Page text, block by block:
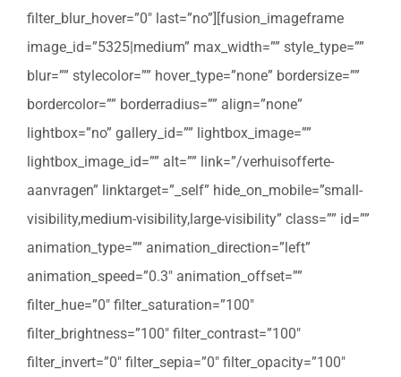
filter_blur_hover=”0″ last=”no”][fusion_imageframe
image_id=”5325|medium” max_width=”” style_type=””
blur=”” stylecolor=”” hover_type=”none” bordersize=””
bordercolor=”” borderradius=”” align=”none”
lightbox=”no” gallery_id=”” lightbox_image=””
lightbox_image_id=”” alt=”” link=”/verhuisofferte-
aanvragen” linktarget=”_self” hide_on_mobile=”small-
visibility,medium-visibility,large-visibility” class=”” id=””
animation_type=”” animation_direction=”left”
animation_speed=”0.3″ animation_offset=””
filter_hue=”0″ filter_saturation=”100″
filter_brightness=”100″ filter_contrast=”100″
filter_invert=”0″ filter_sepia=”0″ filter_opacity=”100″